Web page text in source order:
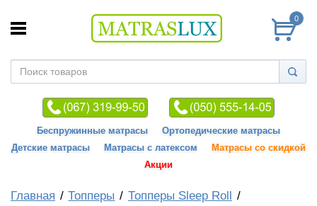
0
Беспружинные матрасы
Ортопедические матрасы
Детские матрасы
Матрасы с латексом
Матрасы со скидкой
Акции
Главная Топперы Топперы Sleep Roll